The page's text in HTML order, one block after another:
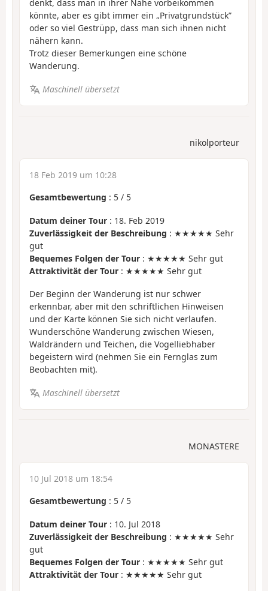
denkt, dass man in ihrer Nähe vorbeikommen
könnte, aber es gibt immer ein „Privatgrundstück”
oder so viel Gestrüpp, dass man sich ihnen nicht
nähern kann.
Trotz dieser Bemerkungen eine schöne
Wanderung.
Maschinell übersetzt
nikolporteur
18 Feb 2019 um 10:28
Gesamtbewertung : 5 / 5
Datum deiner Tour : 18. Feb 2019
Zuverlässigkeit der Beschreibung : ★★★★★ Sehr
gut
Bequemes Folgen der Tour : ★★★★★ Sehr gut
Attraktivität der Tour : ★★★★★ Sehr gut
Der Beginn der Wanderung ist nur schwer
erkennbar, aber mit den schriftlichen Hinweisen
und der Karte können Sie sich nicht verlaufen.
Wunderschöne Wanderung zwischen Wiesen,
Waldrändern und Teichen, die Vogelliebhaber
begeistern wird (nehmen Sie ein Fernglas zum
Beobachten mit).
Maschinell übersetzt
MONASTERE
10 Jul 2018 um 18:54
Gesamtbewertung : 5 / 5
Datum deiner Tour : 10. Jul 2018
Zuverlässigkeit der Beschreibung : ★★★★★ Sehr
gut
Bequemes Folgen der Tour : ★★★★★ Sehr gut
Attraktivität der Tour : ★★★★★ Sehr gut